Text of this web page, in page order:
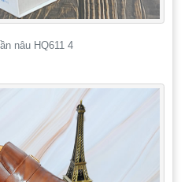
nâu HQ611 4